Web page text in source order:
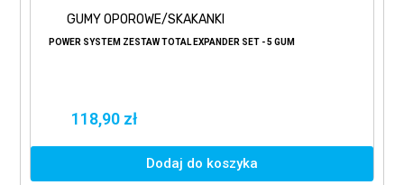
GUMY OPOROWE/SKAKANKI
POWER SYSTEM ZESTAW TOTAL EXPANDER SET - 5 GUM
118,90 zł
Dodaj do koszyka